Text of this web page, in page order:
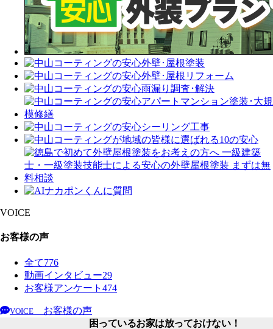
VOICE
お客様の声
全て776
動画インタビュー29
お客様アンケート 474
VOICE
お客様の声
困っているお家は放っておけない！